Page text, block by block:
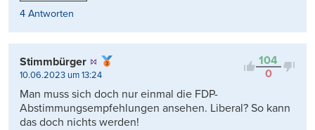
4 Antworten
104
0
Stimmbürger
10.06.2023 um 13:24
Man muss sich doch nur einmal die FDP-
Abstimmungsempfehlungen ansehen. Liberal? So kann
das doch nichts werden!